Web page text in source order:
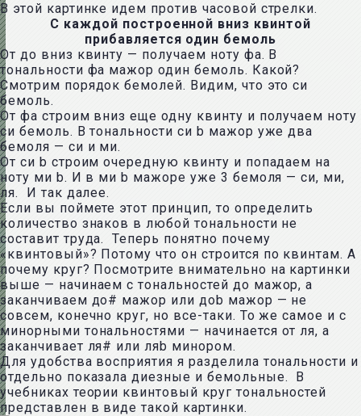
В этой картинке идем против часовой стрелки.
С каждой построенной вниз квинтой
прибавляется один бемоль
От до вниз квинту — получаем ноту фа. В
тональности фа мажор один бемоль. Какой?
Смотрим порядок бемолей. Видим, что это си
бемоль.
От фа строим вниз еще одну квинту и получаем ноту
си бемоль. В тональности си b мажор уже два
бемоля — си и ми.
От си b строим очередную квинту и попадаем на
ноту ми b. И в ми b мажоре уже 3 бемоля — си, ми,
ля. И так далее.
Если вы поймете этот принцип, то определить
количество знаков в любой тональности не
составит труда. Теперь понятно почему
«квинтовый»? Потому что он строится по квинтам. А
почему круг? Посмотрите внимательно на картинки
выше — начинаем с тональностей до мажор, а
заканчиваем до# мажор или доb мажор — не
совсем, конечно круг, но все-таки. То же самое и с
минорными тональностями — начинается от ля, а
заканчивает ля# или ляb минором.
Для удобства восприятия я разделила тональности и
отдельно показала диезные и бемольные. В
учебниках теории квинтовый круг тональностей
представлен в виде такой картинки.